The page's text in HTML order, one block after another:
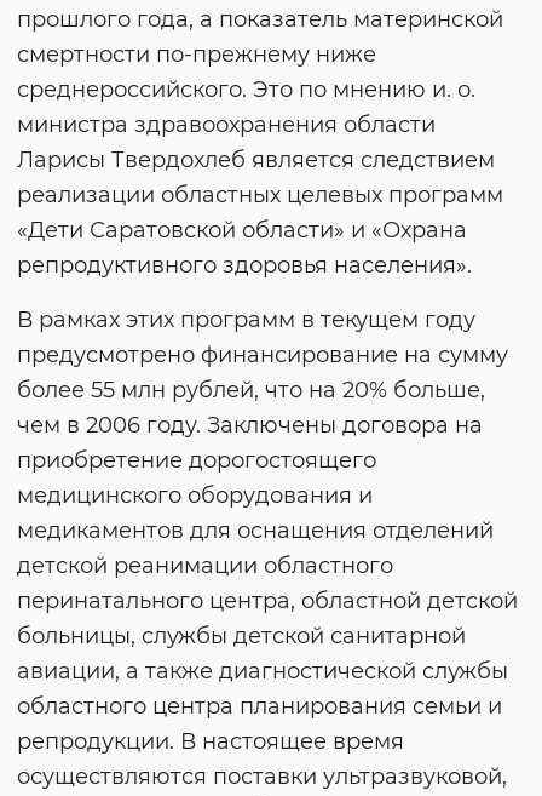
прошлого года, а показатель материнской
смертности по-прежнему ниже
среднероссийского. Это по мнению и. о.
министра здравоохранения области
Ларисы Твердохлеб является следствием
реализации областных целевых программ
«Дети Саратовской области» и «Охрана
репродуктивного здоровья населения».
В рамках этих программ в текущем году
предусмотрено финансирование на сумму
более 55 млн рублей, что на 20% больше,
чем в 2006 году. Заключены договора на
приобретение дорогостоящего
медицинского оборудования и
медикаментов для оснащения отделений
детской реанимации областного
перинатального центра, областной детской
больницы, службы детской санитарной
авиации, а также диагностической службы
областного центра планирования семьи и
репродукции. В настоящее время
осуществляются поставки ультразвуковой,